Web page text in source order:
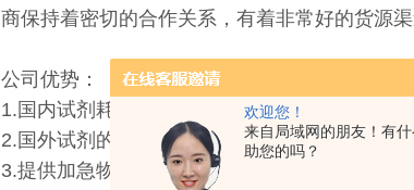
欢迎您！
来自局域网的朋友！有
助您的吗？
商保持着密切的合作关系，有着非常好的货源
公司优势：
1.国内试剂耗材经销代理，
2.国外试剂的订购，可提供欧美实验室品牌的采
3.提供加急物流处理，进口货物，最快交期1-2周